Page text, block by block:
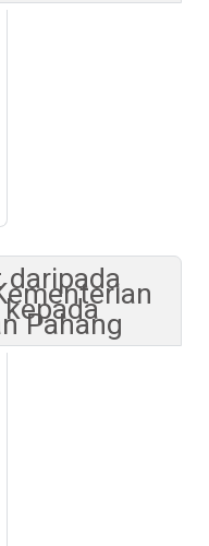
daripada
Pahang